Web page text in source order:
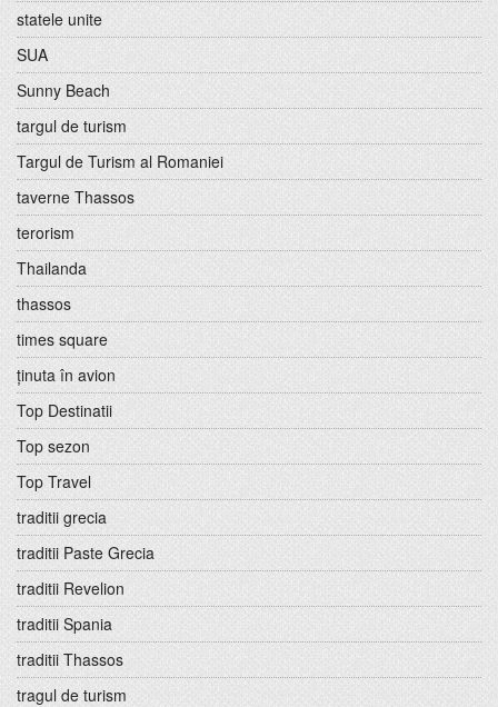
statele unite
SUA
Sunny Beach
targul de turism
Targul de Turism al Romaniei
taverne Thassos
terorism
Thailanda
thassos
times square
ținuta în avion
Top Destinatii
Top sezon
Top Travel
traditii grecia
traditii Paste Grecia
traditii Revelion
traditii Spania
traditii Thassos
tragul de turism